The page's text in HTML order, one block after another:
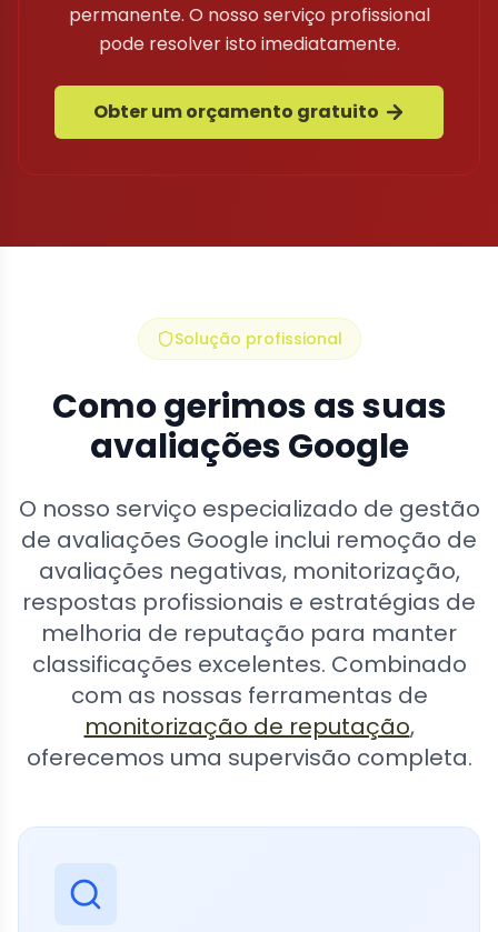
permanente. O nosso serviço profissional
pode resolver isto imediatamente.
Obter um orçamento gratuito
Solução profissional
Como gerimos as suas
avaliações Google
O nosso serviço especializado de gestão
de avaliações Google inclui remoção de
avaliações negativas, monitorização,
respostas profissionais e estratégias de
melhoria de reputação para manter
classificações excelentes. Combinado
com as nossas ferramentas de
monitorização de reputação,
oferecemos uma supervisão completa.